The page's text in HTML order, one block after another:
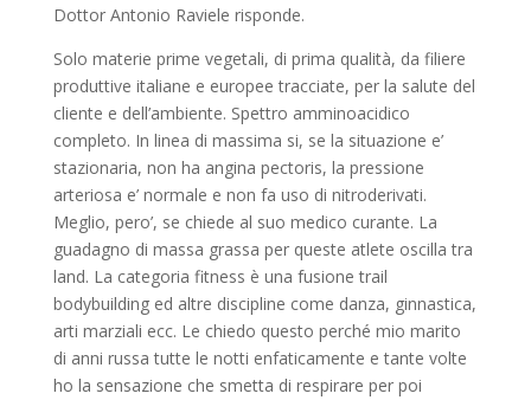
Dottor Antonio Raviele risponde.
Solo materie prime vegetali, di prima qualità, da filiere
produttive italiane e europee tracciate, per la salute del
cliente e dell’ambiente. Spettro amminoacidico
completo. In linea di massima si, se la situazione e’
stazionaria, non ha angina pectoris, la pressione
arteriosa e’ normale e non fa uso di nitroderivati.
Meglio, pero’, se chiede al suo medico curante. La
guadagno di massa grassa per queste atlete oscilla tra
land. La categoria fitness è una fusione trail
bodybuilding ed altre discipline come danza, ginnastica,
arti marziali ecc. Le chiedo questo perché mio marito
di anni russa tutte le notti enfaticamente e tante volte
ho la sensazione che smetta di respirare per poi